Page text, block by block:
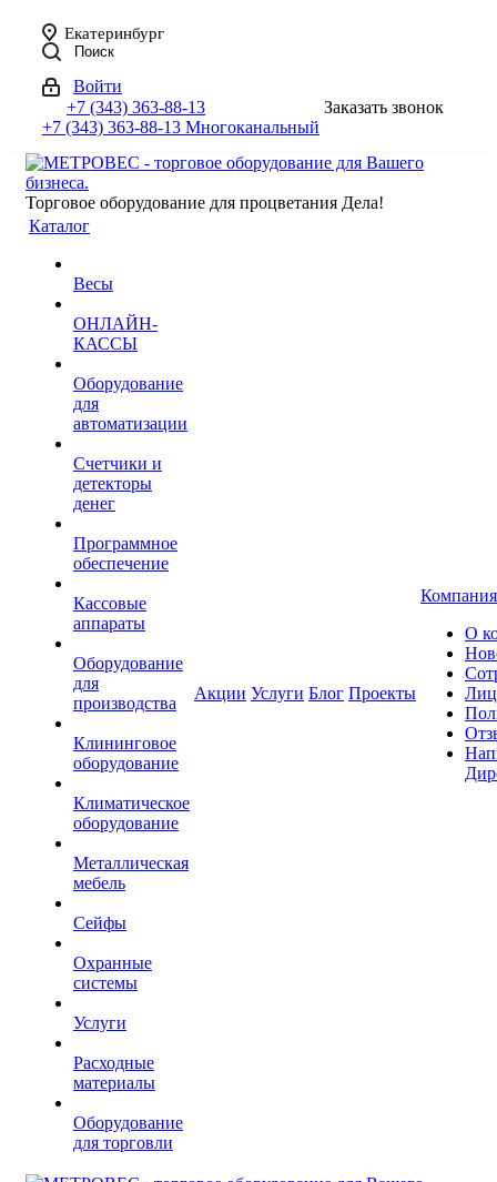
Екатеринбург
Поиск
Войти
+7 (343) 363-88-13
+7 (343) 363-88-13 Многоканальный
Заказать звонок
Торговое оборудование для процветания Дела!
Каталог
Весы
ОНЛАЙН-
КАССЫ
Оборудование
для
автоматизации
Счетчики и
детекторы
денег
Программное
обеспечение
Кассовые
аппараты
Оборудование
для
производства
Клининговое
оборудование
Климатическое
оборудование
Металлическая
мебель
Сейфы
Охранные
системы
Услуги
Расходные
материалы
Оборудование
для торговли
Акции Услуги Блог Проекты
Компания
О